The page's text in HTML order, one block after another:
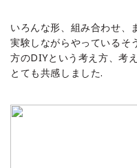
いろんな形、組み合わせ、
実験しながらやっているそ
方のDIYという考え方、考
とても共感しました.